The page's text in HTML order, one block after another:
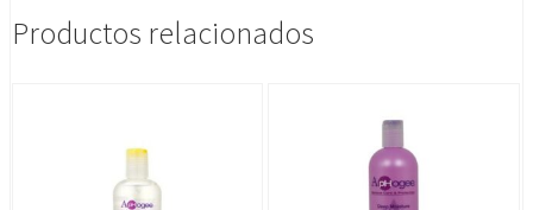
Productos relacionados